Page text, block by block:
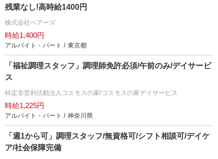
残業なし!高時給1400円
株式会社ベアーズ
時給1,400円
アルバイト・パート / 東京都
「福祉調理スタッフ」調理師免許必須/午前のみ/デイサービ
ス
特定非営利活動法人コスモスの家/コスモスの家デイサービス
時給1,225円
アルバイト・パート / 神奈川県
「週1から可」調理スタッフ/無資格可/シフト相談可/デイケ
ア/社会保障完備